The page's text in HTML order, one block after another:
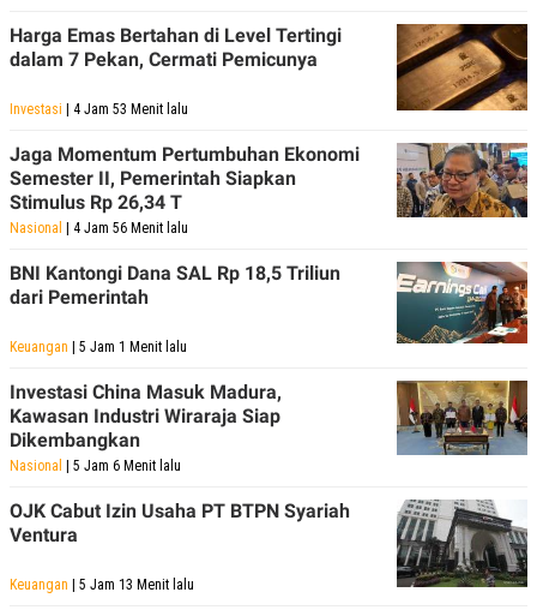
Harga Emas Bertahan di Level Tertingi
dalam 7 Pekan, Cermati Pemicunya
Investasi | 4 Jam 53 Menit lalu
Jaga Momentum Pertumbuhan Ekonomi
Semester II, Pemerintah Siapkan
Stimulus Rp 26,34 T
Nasional | 4 Jam 56 Menit lalu
BNI Kantongi Dana SAL Rp 18,5 Triliun
dari Pemerintah
Keuangan | 5 Jam 1 Menit lalu
Investasi China Masuk Madura,
Kawasan Industri Wiraraja Siap
Dikembangkan
Nasional | 5 Jam 6 Menit lalu
OJK Cabut Izin Usaha PT BTPN Syariah
Ventura
Keuangan | 5 Jam 13 Menit lalu